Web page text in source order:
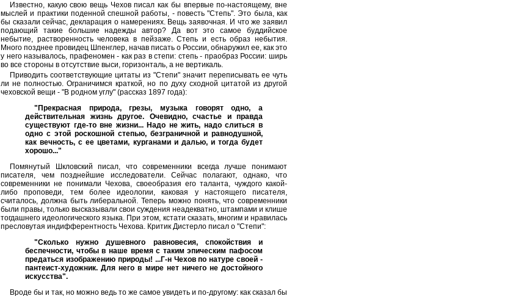
Известно, какую свою вещь Чехов писал как бы впервые по-настоящему, вне
мыслей и практики поденной спешной работы, - повесть "Степь". Это была, как
бы сказали сейчас, декларация о намерениях. Вещь заявочная. И что же заявил
подающий такие большие надежды автор? Да вот это самое буддийское
небытие, растворенность человека в пейзаже. Степь и есть образ небытия.
Много позднее провидец Шпенглер, начав писать о России, обнаружил ее, как это
у него называлось, прафеномен - как раз в степи: степь - праобраз России: ширь
во все стороны в отсутствие выси, горизонталь, а не вертикаль.
Приводить соответствующие цитаты из "Степи" значит переписывать ее чуть
ли не полностью. Ограничимся краткой, но по духу сходной цитатой из другой
чеховской вещи - "В родном углу" (рассказ 1897 года):
"Прекрасная природа, грезы, музыка говорят одно, а
действительная жизнь другое. Очевидно, счастье и правда
существуют где-то вне жизни... Надо не жить, надо слиться в
одно с этой роскошной степью, безграничной и равнодушной,
как вечность, с ее цветами, курганами и далью, и тогда будет
хорошо..."
Помянутый Шкловский писал, что современники всегда лучше понимают
писателя, чем позднейшие исследователи. Сейчас полагают, однако, что
современники не понимали Чехова, своеобразия его таланта, чуждого какой-
либо проповеди, тем более идеологии, каковая у настоящего писателя,
считалось, должна быть либеральной. Теперь можно понять, что современники
были правы, только высказывали свои суждения неадекватно, штампами и клише
тогдашнего идеологического языка. При этом, кстати сказать, многим и нравилась
пресловутая индифферентность Чехова. Критик Дистерло писал о "Степи":
"Сколько нужно душевного равновесия, спокойствия и
беспечности, чтобы в наше время с таким эпическим пафосом
предаться изображению природы! ...Г-н Чехов по натуре своей -
пантеист-художник. Для него в мире нет ничего не достойного
искусства".
Вроде бы и так, но можно ведь то же самое увидеть и по-другому: как сказал бы